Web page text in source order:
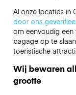
Al onze locaties in
door ons
om eenvoudig een
bagage op te
toeristische
Wij bewaren
grootte